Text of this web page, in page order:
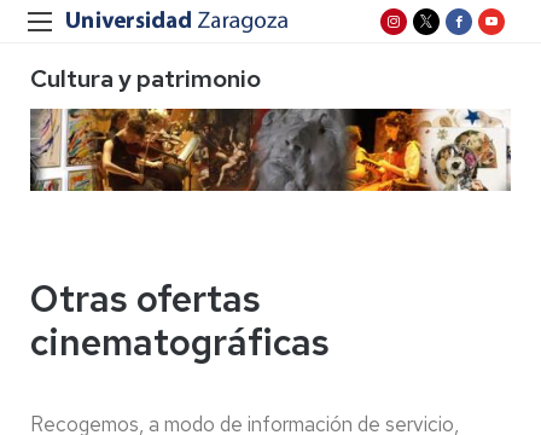
Cultura y patrimonio
Otras ofertas
cinematográficas
Recogemos, a modo de información de servicio,